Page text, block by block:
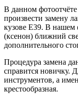
В данном
произвести замену
кузове Е39. В нашем
(ксенон) ближний
дополнительного
Процедура замена
справится новичку.
инструментов, а
крестообразная.